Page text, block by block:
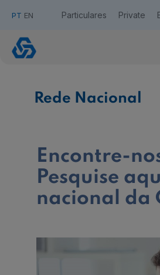
PT EN Particulares Private
Quero ser cliente:
Links úteis:
Faça download da App
Recomendações de Segurança
Assinatura Digital de
Registo fornecedor confirming
Agências
Rede Nacional
Encontre-
Pesquise
nacional da